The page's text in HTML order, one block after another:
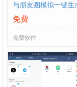
与朋友圈模拟一键生
免费
免费软件